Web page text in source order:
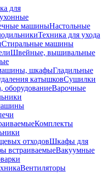
для
машиныНастольные
Техника для ухода
Стиральные машины
Швейные, вышивальные
шкафыГладильные
катышковСушилки
оборудованиеВарочные
Комплекты
отходовШкафы для
встраиваемыеВакуумные
Вентиляторы